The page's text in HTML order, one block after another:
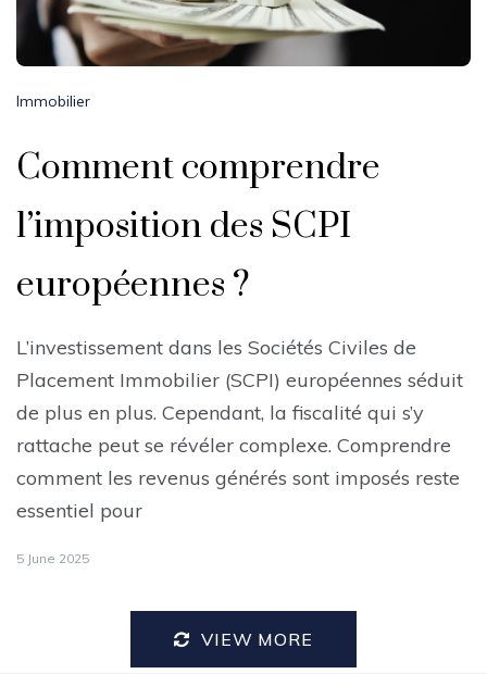
Immobilier
Comment comprendre
l’imposition des SCPI
européennes ?
L’investissement dans les Sociétés Civiles de
Placement Immobilier (SCPI) européennes séduit
de plus en plus. Cependant, la fiscalité qui s’y
rattache peut se révéler complexe. Comprendre
comment les revenus générés sont imposés reste
essentiel pour
5 June 2025
VIEW MORE